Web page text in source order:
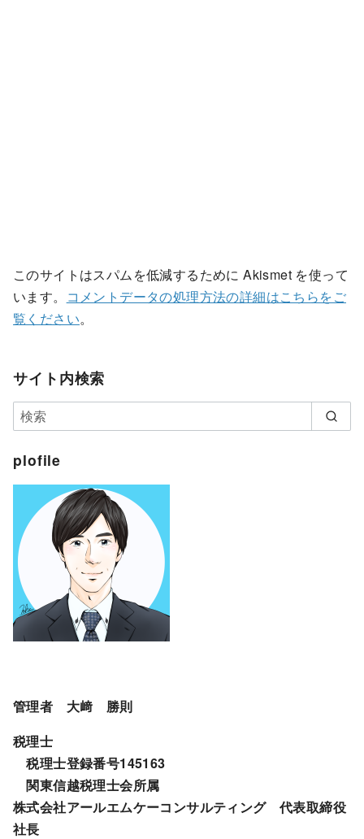
このサイトはスパムを低減するために Akismet を使って
います。
コメントデータの処理方法の詳細はこちらをご
覧ください。
サイト内検索
plofile
管理者 大﨑 勝則
税理士
税理士登録番号145163
関東信越税理士会所属
株式会社アールエムケーコンサルティング 代表取締役
社長